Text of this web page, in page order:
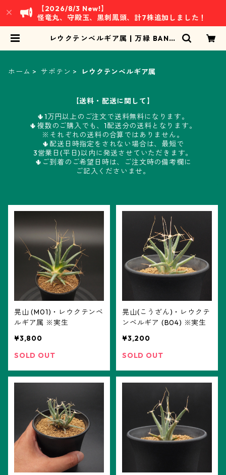
【2026/8/3 New!】
怪竜丸、守殿玉、黒刺鳳頭、計7株追加しました！
レウクテンベルギア属 | 万緑 BAN R
ホーム サボテン レウクテンベルギア属
【送料・配送に関して】
🌵1万円以上のご注文で送料無料になります。
🌵複数のご購入でも、1配送分の送料となります。
※それぞれの送料の合算ではありません。
🌵配送日時指定をされない場合は、最短で
3営業日(平日)以内に発送させていただきます。
🌵ご到着のご希望日時は、ご注文時の備考欄に
ご記入くださいませ。
晃山 (M01)・レウクテンベ
ルギア属 ※実生
¥3,800
SOLD OUT
晃山(こうざん)・レウクテ
ンベルギア (B04) ※実生
¥3,200
SOLD OUT